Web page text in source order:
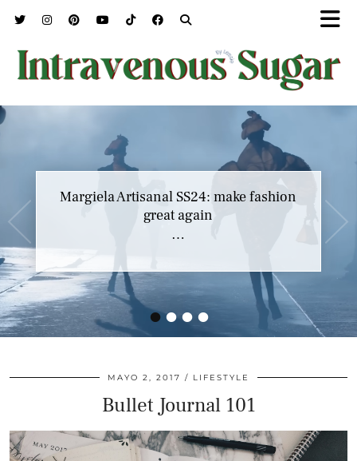
••••
Margiela Artisanal SS24: make fashion
great again
…
Marc Jacobs SS23 y el buscar confort en
nuestros héroes
…
MAYO 2, 2017 LIFESTYLE
Bullet Journal 101